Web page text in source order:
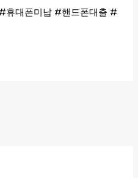
대폰미납 #핸드폰대출 #